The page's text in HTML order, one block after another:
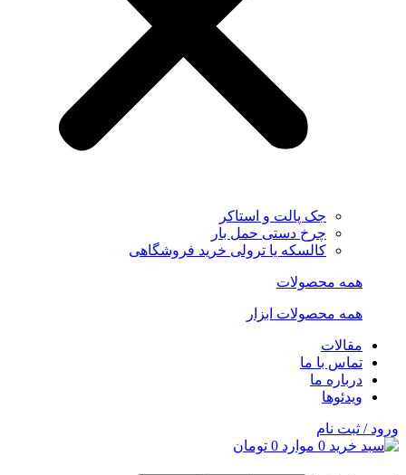
جک پالت و استاکر
چرخ دستی حمل بار
کالسکه یا ترولی خرید فروشگاهی
همه محصولات
همه محصولات ابزار
مقالات
تماس با ما
درباره ما
ویدئوها
ورود / ثبت نام
0 موارد 0 تومان